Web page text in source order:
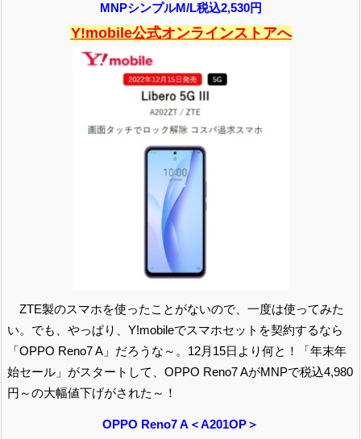
MNPシンプルM/L税込2,530円
Y!mobile公式オンラインストアへ
ZTE製のスマホを使ったことがないので、一度は使ってみた
い。でも、やっぱり、Y!mobileでスマホセットを契約するなら
「OPPO Reno7 A」だろうな～。12月15日より何と！「年末年
始セール」がスタートして、OPPO Reno7 AがMNPで税込4,980
円～の大幅値下げがされた～！
OPPO Reno7 A＜A201OP＞